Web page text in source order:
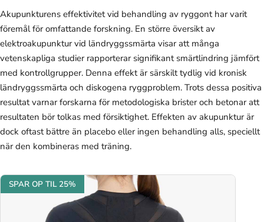
Akupunkturens effektivitet vid behandling av ryggont har varit
föremål för omfattande forskning. En större översikt av
elektroakupunktur vid ländryggssmärta visar att många
vetenskapliga studier rapporterar signifikant smärtlindring jämfört
med kontrollgrupper. Denna effekt är särskilt tydlig vid kronisk
ländryggssmärta och diskogena ryggproblem. Trots dessa positiva
resultat varnar forskarna för metodologiska brister och betonar att
resultaten bör tolkas med försiktighet. Effekten av akupunktur är
dock oftast bättre än placebo eller ingen behandling alls, speciellt
när den kombineras med träning.
SPAR OP TIL 25%